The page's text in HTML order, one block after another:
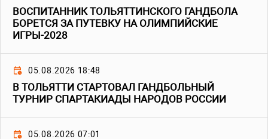
ВОСПИТАННИК ТОЛЬЯТТИНСКОГО ГАНДБОЛА
БОРЕТСЯ ЗА ПУТЕВКУ НА ОЛИМПИЙСКИЕ
ИГРЫ-2028
05.08.2026 18:48
В ТОЛЬЯТТИ СТАРТОВАЛ ГАНДБОЛЬНЫЙ
ТУРНИР СПАРТАКИАДЫ НАРОДОВ РОССИИ
05.08.2026 07:01